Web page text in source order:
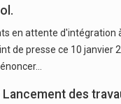
en attente d'intégration
de presse ce 10 janvier
Lancement des